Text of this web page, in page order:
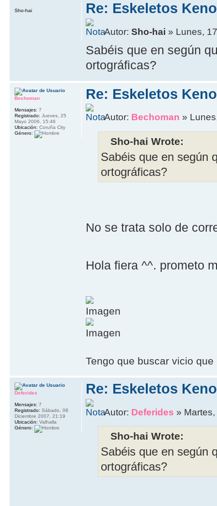
Re: Eskeletos
Autor:Sho-hai » Lunes,
Sabéis que en según
ortográficas?
Sho-hai
Re: Eskeletos
Autor: Bechoman »
Sho-hai Wrote:
Sabéis que en según
ortográficas?
No se trata solo de
Hola fiera ^^. prometo
Tengo que buscar vicio
Bechoman
Mensajes: 7
Registrado: Jueves, 25
Mayo 2006, 15:46
Ubicación: Coruña City
Género:
Re: Eskeletos
Autor: Deferides »
Sho-hai Wrote:
Sabéis que en según
ortográficas?
Deferides
Mensajes: 7
Registrado: Sábado, 08
Diciembre 2007, 21:19
Ubicación: Valhalla
Género: